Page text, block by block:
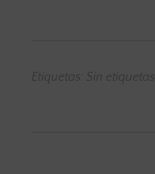
Etiquetas: Sin etiquetas